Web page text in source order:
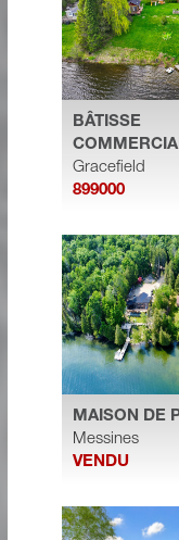
BÂTISSE
Gracefield
899000
MAISON DE
Messines
VENDU